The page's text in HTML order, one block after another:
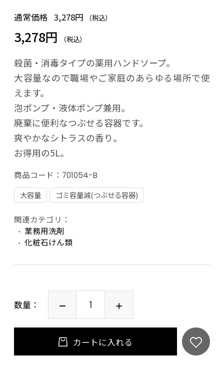
通常価格 3,278円 （税込）
3,278円 （税込）
殺菌・消毒タイプの薬用ハンドソープ。
大容量なので職場やご家庭のあらゆる場所で使
えます。
泡ポンプ・液体ポンプ兼用。
廃棄に便利なつぶせる容器です。
爽やかなシトラスの香り。
お得用の5L。
商品コード： 701054-B
大容量
ゴミ容量減(つぶせる容器)
関連カテゴリ：
業務用洗剤
化粧石けん類
数量：
カートに入れる